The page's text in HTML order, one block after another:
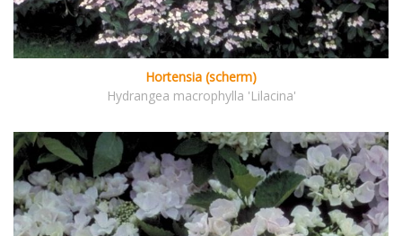
Hortensia (scherm)
Hydrangea macrophylla 'Lilacina'